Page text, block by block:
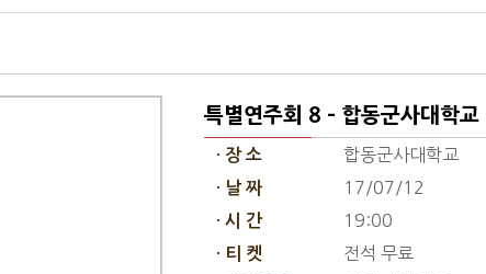
특별연주회 8 - 합동군사대학교
· 장 소 합동군사대학교
· 날 짜 17/07/12
· 시 간 19:00
· 티 켓 전석 무료